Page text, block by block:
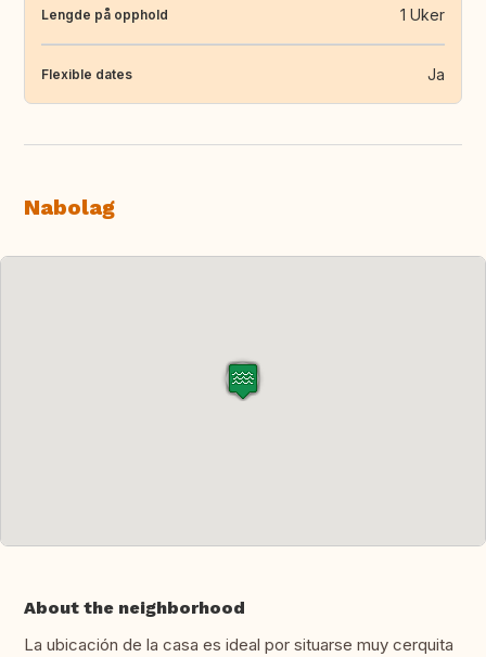
Lengde på opphold 1 Uker
Flexible dates Ja
Nabolag
About the neighborhood
La ubicación de la casa es ideal por situarse muy cerquita